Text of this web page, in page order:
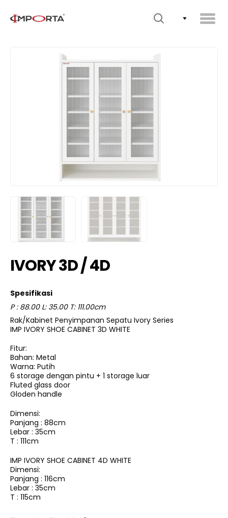
IVORY 3D / 4D
Spesifikasi
P : 88.00 L: 35.00 T: 111.00cm
Rak/Kabinet Penyimpanan Sepatu Ivory Series
IMP IVORY SHOE CABINET 3D WHITE
Fitur:
Bahan: Metal
Warna: Putih
6 storage dengan pintu + 1 storage luar
Fluted glass door
Gloden handle
Dimensi:
Panjang : 88cm
Lebar : 35cm
T : 111cm
IMP IVORY SHOE CABINET 4D WHITE
Dimensi:
Panjang : 116cm
Lebar : 35cm
T : 115cm